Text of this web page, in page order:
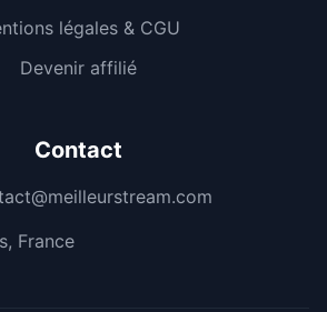
légales & CGU
Devenir affilié
Contact
France